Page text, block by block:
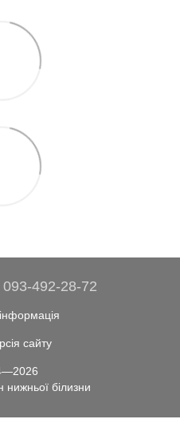
093-492-28-72
сайту
нижньої білизни